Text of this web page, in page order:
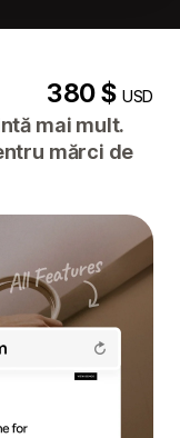
380 $USD
mai mult.
mărci de